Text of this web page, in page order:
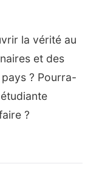
la vérité au
et des
? Pourra-
?